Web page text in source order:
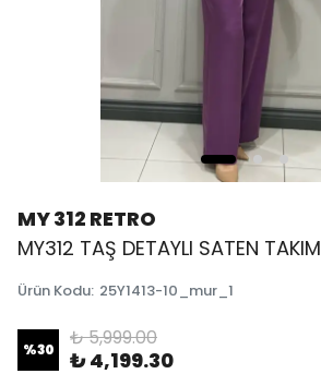
MY 312 RETRO
MY312 TAŞ DETAYLI SATEN TAKIM
Ürün Kodu: 25Y1413-10_mur_1
%30 ₺ 5,999.00
₺ 4,199.30